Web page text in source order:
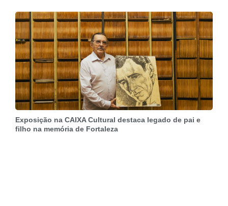
Exposição na CAIXA Cultural destaca legado de pai e
filho na memória de Fortaleza